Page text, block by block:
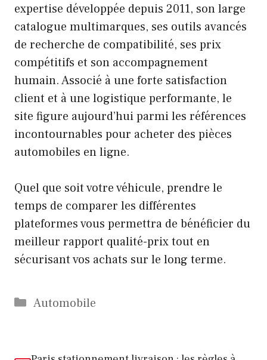
expertise développée depuis 2011, son large
catalogue multimarques, ses outils avancés
de recherche de compatibilité, ses prix
compétitifs et son accompagnement
humain. Associé à une forte satisfaction
client et à une logistique performante, le
site figure aujourd’hui parmi les références
incontournables pour acheter des pièces
automobiles en ligne.
Quel que soit votre véhicule, prendre le
temps de comparer les différentes
plateformes vous permettra de bénéficier du
meilleur rapport qualité-prix tout en
sécurisant vos achats sur le long terme.
Catégories
Automobile